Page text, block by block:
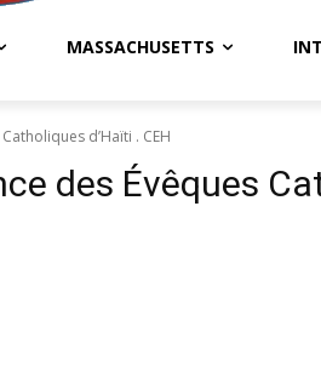
MASSACHUSETTS
d’Haïti . CEH
des Évêques